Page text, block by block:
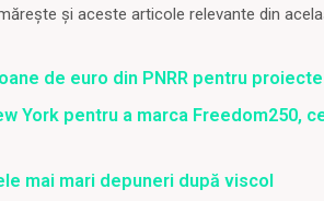
și aceste articole relevante din
de euro din PNRR pentru
York pentru a marca Freedom250,
mai mari depuneri după viscol